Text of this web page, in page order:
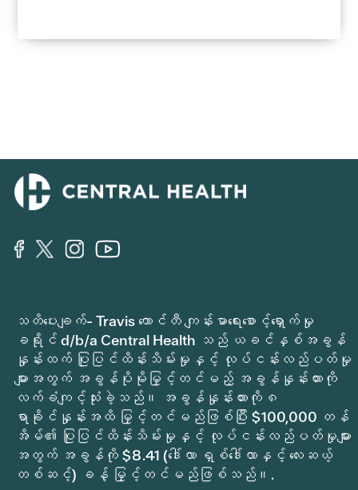
သတိပေးချက်- Travis ကောင်တီ ကျန်းမာရေးစောင့်ရှောက်မှု
ခရိုင် d/b/a Central Health သည် ယခင်နှစ်အခွန်
နှုန်းထက် ပြုပြင်ထိန်းသိမ်းမှုနှင့် လုပ်ငန်းလည်ပတ်မှု
များအတွက် အခွန်ပိုမိုမြှင့်တင်မည့် အခွန်နှုန်းထားကို
လက်ခံကျင့်သုံးခဲ့သည်။ အခွန်နှုန်းထားကို ၈
ရာခိုင်နှုန်းအထိ မြှင့်တင်မည်ဖြစ်ပြီး $100,000 တန်
အိမ်၏ ပြုပြင်ထိန်းသိမ်းမှုနှင့် လုပ်ငန်းလည်ပတ်မှုများ
အတွက် အခွန်ကို $8.41 (ဒေါ်လာ ရှစ်ဒေါ်လာနှင့် လေးဆယ့်
တစ်ဆင့်) ခန့် မြှင့်တင်မည်ဖြစ်သည်။.